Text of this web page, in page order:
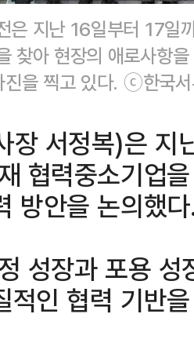
은 지난 16일부터 17일
찾아 현장의 애로사항
진을 찍고 있다. ⓒ한국
장 서정복)은 지
협력중소기업
방안을 논의했
성장과 포용
적인 협력 기반